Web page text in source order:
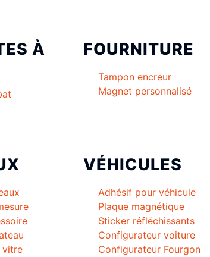
À
FOURNITURE
Tampon encreur
Magnet personnalisé
vitre
VÉHICULES
Adhésif pour véhicule
Plaque magnétique
Sticker réfléchissants
Configurateur voiture
Configurateur Fourgon